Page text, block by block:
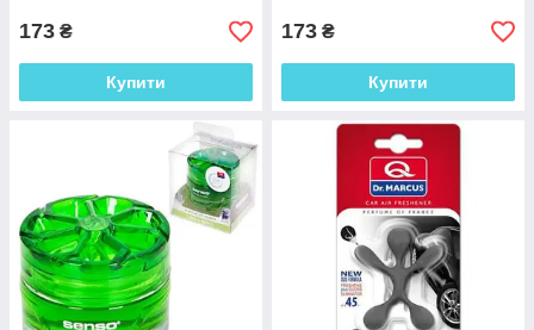
173 ₴
Купити
173 ₴
Купити